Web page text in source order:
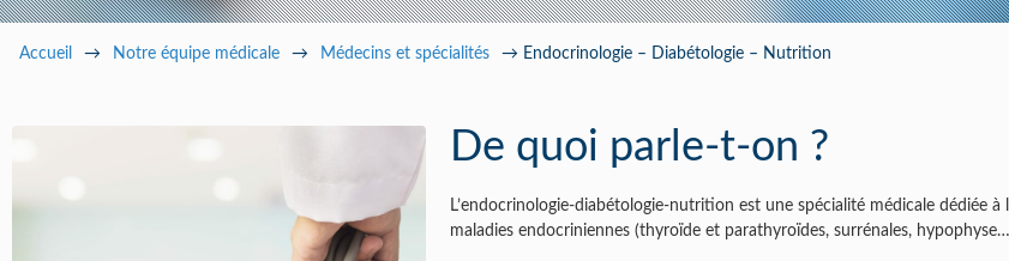
Paramédical
Accueil → Notre équipe médicale → Médecins et spécialités → Endocrinologie – Diabétologie – Nutrition
De quoi parle-t-on ?
L’endocrinologie-diabétologie-nutrition est une spécialité médicale dédiée
maladies endocriniennes (thyroïde et parathyroïdes, surrénales,